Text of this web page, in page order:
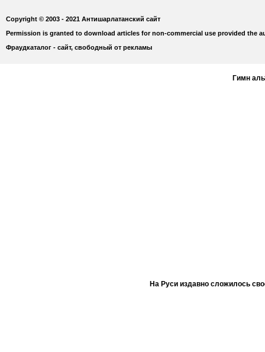
Copyright © 2003 - 2021 Антишарлатанский сайт
Permission is granted to download articles for non-commercial use provided the
Фраудкаталог - сайт, свободный от рекламы
Гимн
На Руси издавно сложилось